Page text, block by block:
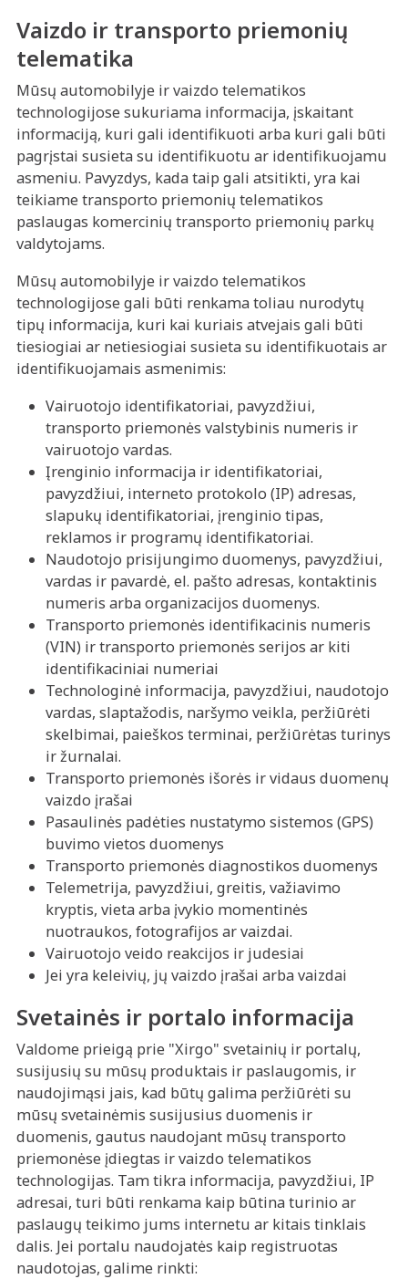
Vaizdo ir transporto priemonių
telematika
Mūsų automobilyje ir vaizdo telematikos
technologijose sukuriama informacija, įskaitant
informaciją, kuri gali identifikuoti arba kuri gali būti
pagrįstai susieta su identifikuotu ar identifikuojamu
asmeniu. Pavyzdys, kada taip gali atsitikti, yra kai
teikiame transporto priemonių telematikos
paslaugas komercinių transporto priemonių parkų
valdytojams.
Mūsų automobilyje ir vaizdo telematikos
technologijose gali būti renkama toliau nurodytų
tipų informacija, kuri kai kuriais atvejais gali būti
tiesiogiai ar netiesiogiai susieta su identifikuotais ar
identifikuojamais asmenimis:
Vairuotojo identifikatoriai, pavyzdžiui,
transporto priemonės valstybinis numeris ir
vairuotojo vardas.
Įrenginio informacija ir identifikatoriai,
pavyzdžiui, interneto protokolo (IP) adresas,
slapukų identifikatoriai, įrenginio tipas,
reklamos ir programų identifikatoriai.
Naudotojo prisijungimo duomenys, pavyzdžiui,
vardas ir pavardė, el. pašto adresas, kontaktinis
numeris arba organizacijos duomenys.
Transporto priemonės identifikacinis numeris
(VIN) ir transporto priemonės serijos ar kiti
identifikaciniai numeriai
Technologinė informacija, pavyzdžiui, naudotojo
vardas, slaptažodis, naršymo veikla, peržiūrėti
skelbimai, paieškos terminai, peržiūrėtas turinys
ir žurnalai.
Transporto priemonės išorės ir vidaus duomenų
vaizdo įrašai
Pasaulinės padėties nustatymo sistemos (GPS)
buvimo vietos duomenys
Transporto priemonės diagnostikos duomenys
Telemetrija, pavyzdžiui, greitis, važiavimo
kryptis, vieta arba įvykio momentinės
nuotraukos, fotografijos ar vaizdai.
Vairuotojo veido reakcijos ir judesiai
Jei yra keleivių, jų vaizdo įrašai arba vaizdai
Svetainės ir portalo informacija
Valdome prieigą prie "Xirgo" svetainių ir portalų,
susijusių su mūsų produktais ir paslaugomis, ir
naudojimąsi jais, kad būtų galima peržiūrėti su
mūsų svetainėmis susijusius duomenis ir
duomenis, gautus naudojant mūsų transporto
priemonėse įdiegtas ir vaizdo telematikos
technologijas. Tam tikra informacija, pavyzdžiui, IP
adresai, turi būti renkama kaip būtina turinio ar
paslaugų teikimo jums internetu ar kitais tinklais
dalis. Jei portalu naudojatės kaip registruotas
naudotojas, galime rinkti: